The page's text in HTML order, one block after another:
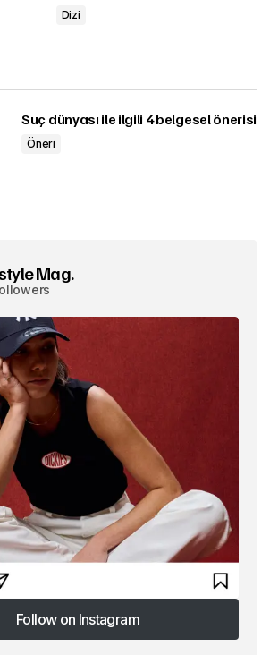
Dizi
Suç dünyası ile ilgili 4 belgesel önerisi
Öneri
Mag.
Follow on Instagram
Follow on Instagram